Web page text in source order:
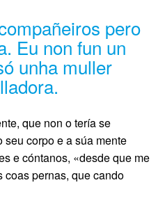
pero
Eu non fun un
unha muller
que non o tería se
corpo e a súa mente
e cóntanos, «desde que me
coas pernas, que cando